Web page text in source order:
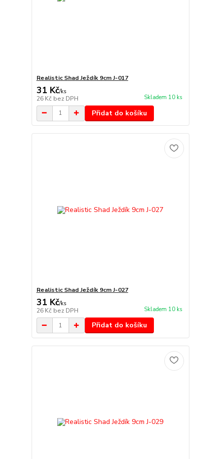
Realistic Shad Ježdík 9cm J-017
31 Kč/ks
26 Kč bez DPH Skladem 10 ks
Přidat do košíku
Realistic Shad Ježdík 9cm J-027
31 Kč/ks
26 Kč bez DPH Skladem 10 ks
Přidat do košíku